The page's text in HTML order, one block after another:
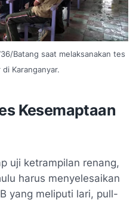
Batang saat melaksanakan tes
Karanganyar.
Kesemaptaan
uji ketrampilan renang,
harus menyelesaikan
yang meliputi lari, pull-